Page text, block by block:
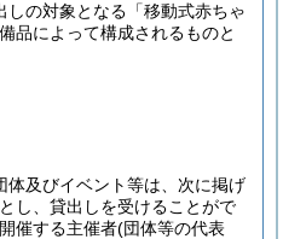
しの対象となる「移動式赤ちゃ
品によって構成されるものと
体及びイベント等は、次に掲げ
し、貸出しを受けることがで
催する主催者(団体等の代表